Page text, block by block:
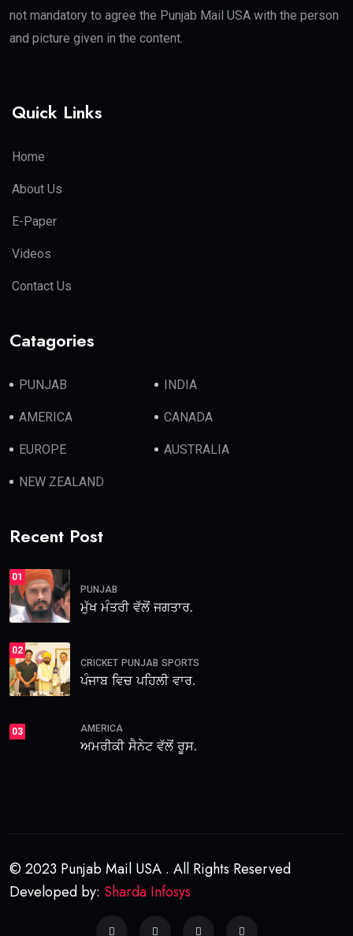
not mandatory to agree the Punjab Mail USA with the person
and picture given in the content.
Quick Links
Home
About Us
E-Paper
Videos
Contact Us
Catagories
PUNJAB INDIA
AMERICA CANADA
EUROPE AUSTRALIA
NEW ZEALAND
Recent Post
01
PUNJAB
ਮੁੱਖ ਮੰਤਰੀ ਵੱਲੋਂ ਜਗਤਾਰ.
02
CRICKET PUNJAB SPORTS
ਪੰਜਾਬ ਵਿਚ ਪਹਿਲੀ ਵਾਰ.
03 AMERICA
ਅਮਰੀਕੀ ਸੈਨੇਟ ਵੱਲੋਂ ਰੂਸ.
© 2023 Punjab Mail USA . All Rights Reserved
Developed by: Sharda Infosys